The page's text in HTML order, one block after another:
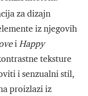
za dizajn
iz njegovih
iHappy
teksture
i senzualni stil,
proizlazi iz